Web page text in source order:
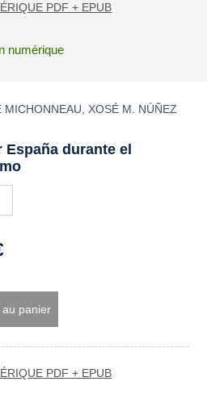
PDF + EPUB
numérique
MICHONNEAU
XOSÉ M. NÚÑEZ
España durante el
au panier
PDF + EPUB